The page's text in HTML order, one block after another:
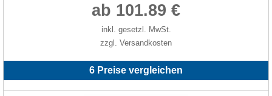
ab 101.89 €
inkl. gesetzl. MwSt.
zzgl. Versandkosten
6 Preise vergleichen